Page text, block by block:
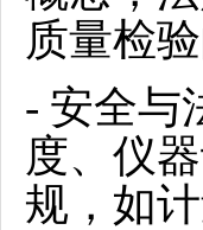
质量检
- 安全与
度、仪
规，如